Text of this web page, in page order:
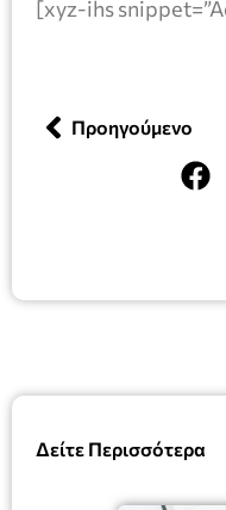
Δείτε Περισσότερα
[xyz-ihs
Προηγούμενο